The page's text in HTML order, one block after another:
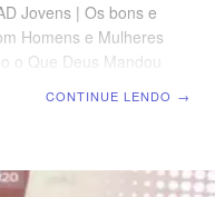
Jovens | Os bons e
Homens e Mulheres
o Que Deus Mandou
QUARTA – 2
CONTINUE LENDO →